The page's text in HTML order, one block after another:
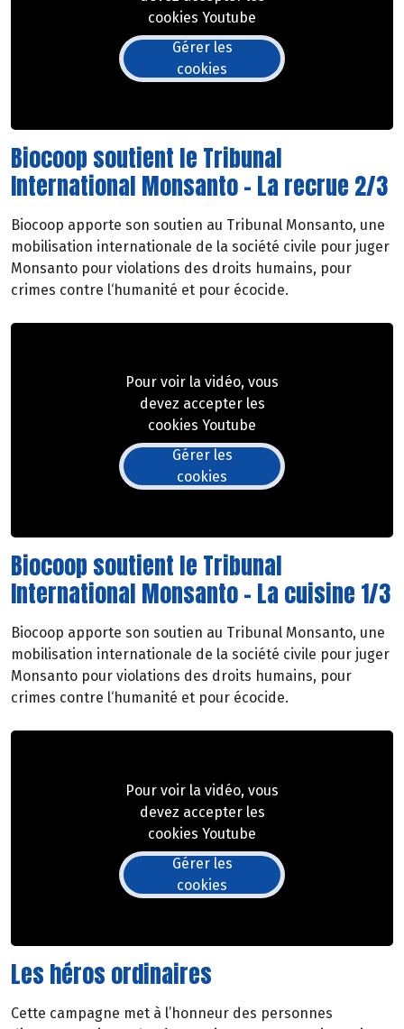
cookies Youtube
Gérer les
cookies
Biocoop soutient le Tribunal
International Monsanto - La recrue 2/3
Biocoop apporte son soutien au Tribunal Monsanto, une
mobilisation internationale de la société civile pour juger
Monsanto pour violations des droits humains, pour
crimes contre l‘humanité et pour écocide.
Pour voir la vidéo, vous
devez accepter les
cookies Youtube
Gérer les
cookies
Biocoop soutient le Tribunal
International Monsanto - La cuisine 1/3
Biocoop apporte son soutien au Tribunal Monsanto, une
mobilisation internationale de la société civile pour juger
Monsanto pour violations des droits humains, pour
crimes contre l‘humanité et pour écocide.
Pour voir la vidéo, vous
devez accepter les
cookies Youtube
Gérer les
cookies
Les héros ordinaires
Cette campagne met à l’honneur des personnes